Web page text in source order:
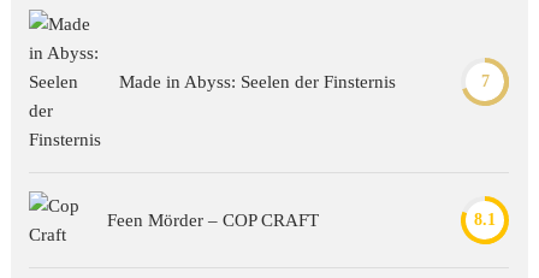
Made in Abyss: Seelen der Finsternis 7
Feen Mörder – COP CRAFT 8.1